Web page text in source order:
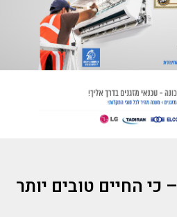
תיקון מזגנים LG – כי החיים טובים יותר